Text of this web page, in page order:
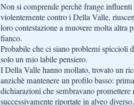
Non si comprende perchè frange
violentemente contro i Della Valle,
loro contestazione a muovere molta altra
fianco.
Probabile che ci siano problemi spiccioli
solo un mio labile pensiero.
I Della Valle hanno mollato, trovato un
anzichè mantenere un profilo basso:
dichiarazioni che sembravano
successivamente riportate in alveo